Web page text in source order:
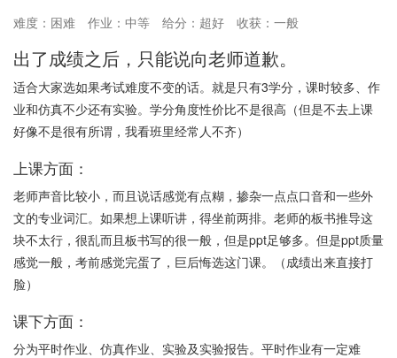
难度：困难
作业：中等 给分：超好 收获：一般
出了成绩之后，只能说向老师道歉。
适合大家选如果考试难度不变的话。就是只有3学分，课时较多、作
业和仿真不少还有实验。学分角度性价比不是很高（但是不去上课
好像不是很有所谓，我看班里经常人不齐）
上课方面：
老师声音比较小，而且说话感觉有点糊，掺杂一点点口音和一些外
文的专业词汇。如果想上课听讲，得坐前两排。老师的板书推导这
块不太行，很乱而且板书写的很一般，但是ppt足够多。但是ppt质量
感觉一般，考前感觉完蛋了，巨后悔选这门课。（成绩出来直接打
脸）
课下方面：
分为平时作业、仿真作业、实验及实验报告。平时作业有一定难